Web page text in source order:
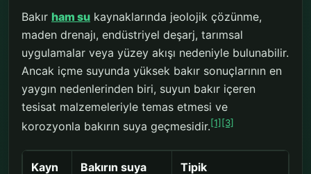
Bakır ham su kaynaklarında jeolojik çözünme,
maden drenajı, endüstriyel deşarj, tarımsal
uygulamalar veya yüzey akışı nedeniyle bulunabilir.
Ancak içme suyunda yüksek bakır sonuçlarının en
yaygın nedenlerinden biri, suyun bakır içeren
tesisat malzemeleriyle temas etmesi ve
korozyonla bakırın suya geçmesidir.[1] [3]
Kayn Bakırın suya Tipik